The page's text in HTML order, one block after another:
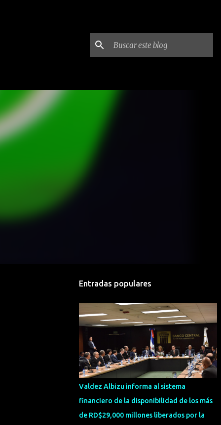
Entradas populares
Valdez Albizu informa al sistema
financiero de la disponibilidad de los más
de RD$29,000 millones liberados por la